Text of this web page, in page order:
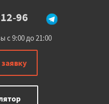
96
с 9:00 до 21:00